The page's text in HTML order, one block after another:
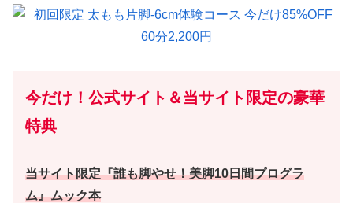
今だけ！公式サイト＆当サイト限定の豪華
特典
当サイト限定『誰も脚やせ！美脚10日間プログラ
ム』ムック本